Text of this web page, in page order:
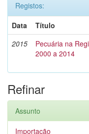
Registos:
Data
Título
2015
Pecuária na
2000 a 2014
Refinar
Assunto
Importação